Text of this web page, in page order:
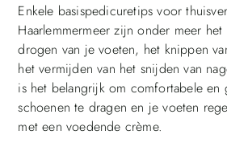
Enkele basispedicuretips voor
Haarlemmermeer zijn onder meer het
drogen van je voeten, het knippen
het vermijden van het snijden van
is het belangrijk om comfortabele en
schoenen te dragen en je voeten
met een voedende crème.